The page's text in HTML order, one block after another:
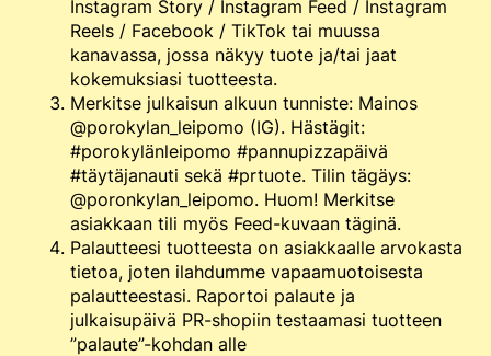
Instagram Story / Instagram Feed / Instagram
Reels / Facebook / TikTok tai muussa
kanavassa, jossa näkyy tuote ja/tai jaat
kokemuksiasi tuotteesta.
Merkitse julkaisun alkuun tunniste: Mainos
@porokylan_leipomo (IG). Hästägit:
#porokylänleipomo #pannupizzapäivä
#täytäjanauti sekä #prtuote. Tilin tägäys:
@poronkylan_leipomo. Huom! Merkitse
asiakkaan tili myös Feed-kuvaan täginä.
Palautteesi tuotteesta on asiakkaalle arvokasta
tietoa, joten ilahdumme vapaamuotoisesta
palautteestasi. Raportoi palaute ja
julkaisupäivä PR-shopiin testaamasi tuotteen
”palaute”-kohdan alle